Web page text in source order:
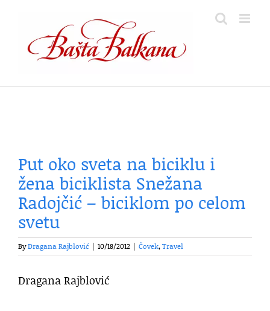
content
Put oko sveta na biciklu i
žena biciklista Snežana
Radojčić – biciklom po celom
svetu
ByDragana Rajblović 10/18/2012 Čovek,Travel
Dragana Rajblović